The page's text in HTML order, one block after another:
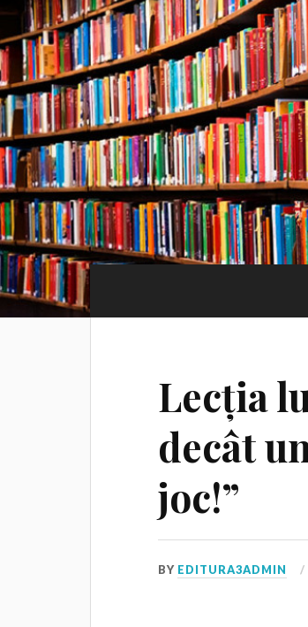
Lecția
decât
joc!”
BY EDITURA3ADMIN